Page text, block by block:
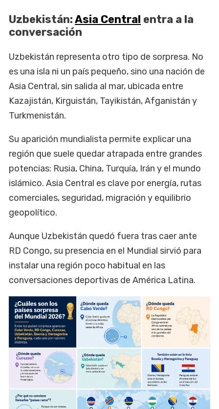
Uzbekistán:Asia Central entra a la
conversación
Uzbekistán representa otro tipo de sorpresa. No
es una isla ni un país pequeño, sino una nación de
Asia Central, sin salida al mar, ubicada entre
Kazajistán, Kirguistán, Tayikistán, Afganistán y
Turkmenistán.
Su aparición mundialista permite explicar una
región que suele quedar atrapada entre grandes
potencias: Rusia, China, Turquía, Irán y el mundo
islámico. Asia Central es clave por energía, rutas
comerciales, seguridad, migración y equilibrio
geopolítico.
Aunque Uzbekistán quedó fuera tras caer ante
RD Congo, su presencia en el Mundial sirvió para
instalar una región poco habitual en las
conversaciones deportivas de América Latina.